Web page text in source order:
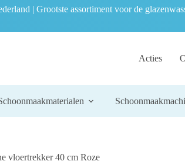
| Grootste assortiment voor de
Acties
vloertrekker 40 cm Roze